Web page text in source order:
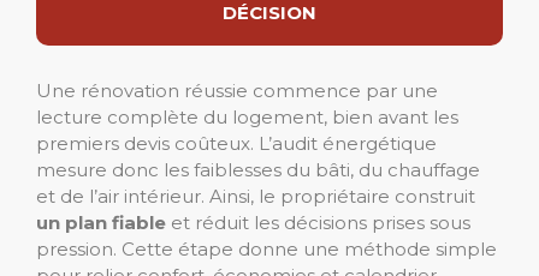
DÉCISION
Une rénovation réussie commence par une
lecture complète du logement, bien avant les
premiers devis coûteux. L’audit énergétique
mesure donc les faiblesses du bâti, du chauffage
et de l’air intérieur. Ainsi, le propriétaire construit
un plan fiable et réduit les décisions prises sous
pression. Cette étape donne une méthode simple